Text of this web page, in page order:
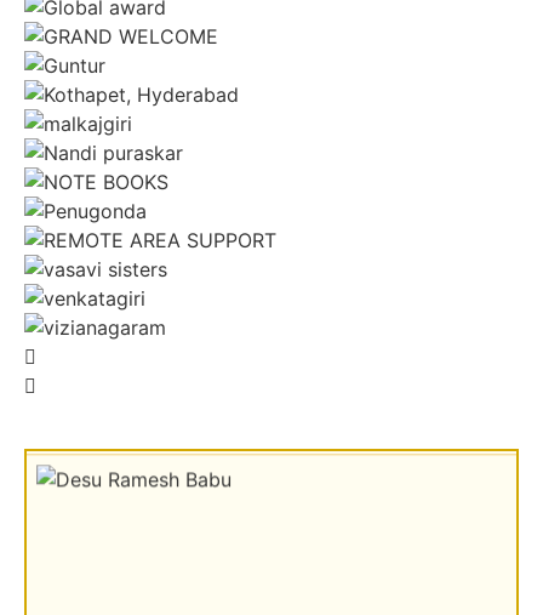
Sri Pavan Gupta